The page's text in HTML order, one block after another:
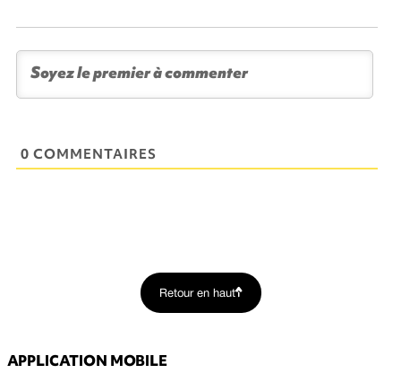
0 COMMENTAIRES
Retour en haut
APPLICATION MOBILE